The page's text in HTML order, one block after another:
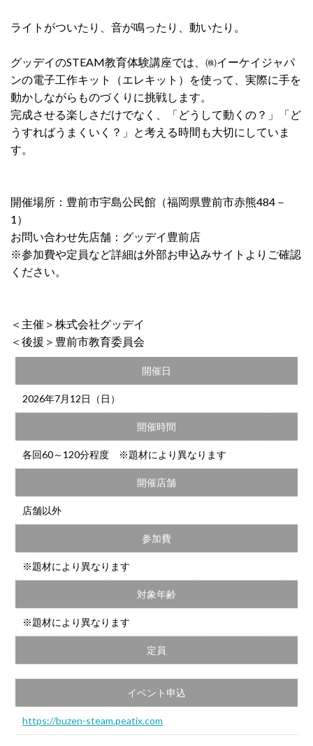
ライトがついたり、音が鳴ったり、動いたり。
グッデイのSTEAM教育体験講座では、㈱イーケイジャパ
ンの電子工作キット（エレキット）を使って、実際に手を
動かしながらものづくりに挑戦します。
完成させる楽しさだけでなく、「どうして動くの？」「ど
うすればうまくいく？」と考える時間も大切にしていま
す。
開催場所：豊前市宇島公民館（福岡県豊前市赤熊484－
1）
お問い合わせ先店舗：グッデイ豊前店
※参加費や定員など詳細は外部お申込みサイトよりご確認
ください。
＜主催＞株式会社グッデイ
＜後援＞豊前市教育委員会
開催日
2026年7月12日（日）
開催時間
各回60～120分程度 ※題材により異なります
開催店舗
店舗以外
参加費
※題材により異なります
対象年齢
※題材により異なります
定員
イベント申込
https://buzen-steam.peatix.com